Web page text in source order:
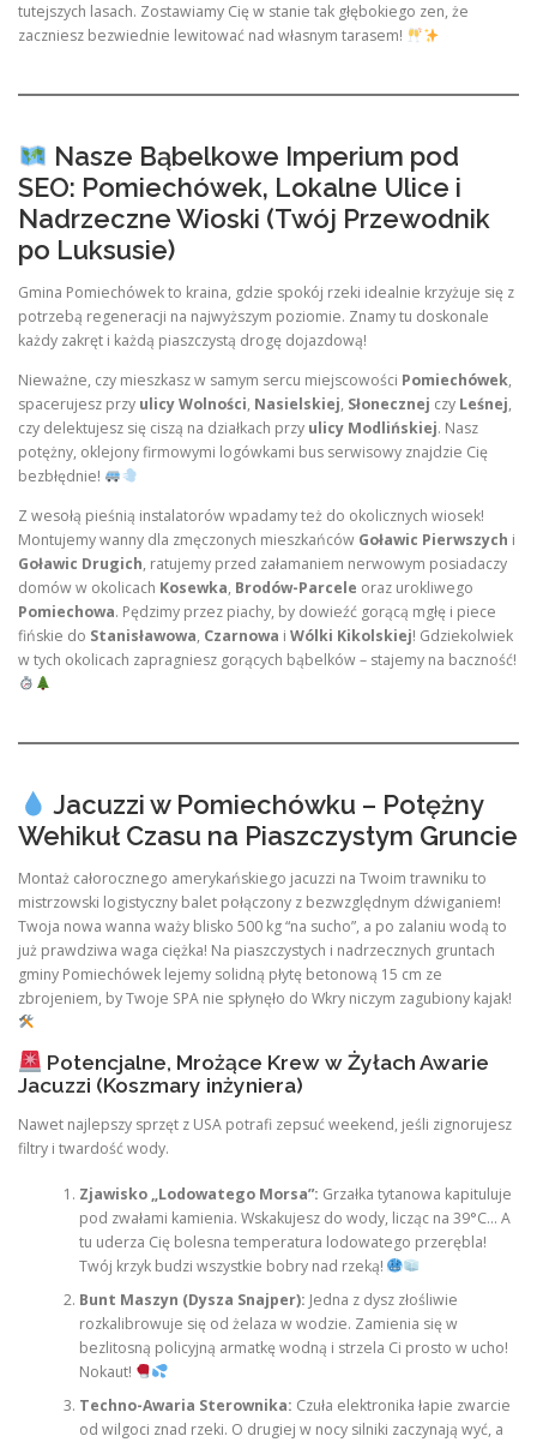
tutejszych lasach. Zostawiamy Cię w stanie tak głębokiego zen, że
zaczniesz bezwiednie lewitować nad własnym tarasem!
Nasze Bąbelkowe Imperium pod
SEO: Pomiechówek, Lokalne Ulice i
Nadrzeczne Wioski (Twój Przewodnik
po Luksusie)
Gmina Pomiechówek to kraina, gdzie spokój rzeki idealnie krzyżuje się z
potrzebą regeneracji na najwyższym poziomie. Znamy tu doskonale
każdy zakręt i każdą piaszczystą drogę dojazdową!
Nieważne, czy mieszkasz w samym sercu miejscowości Pomiechówek,
spacerujesz przy ulicy Wolności, Nasielskiej, Słonecznej czy Leśnej,
czy delektujesz się ciszą na działkach przy ulicy Modlińskiej. Nasz
potężny, oklejony firmowymi logówkami bus serwisowy znajdzie Cię
bezbłędnie!
Z wesołą pieśnią instalatorów wpadamy też do okolicznych wiosek!
Montujemy wanny dla zmęczonych mieszkańców Goławic Pierwszych i
Goławic Drugich, ratujemy przed załamaniem nerwowym posiadaczy
domów w okolicach Kosewka, Brodów-Parcele oraz urokliwego
Pomiechowa. Pędzimy przez piachy, by dowieźć gorącą mgłę i piece
fińskie do Stanisławowa, Czarnowa i Wólki Kikolskiej! Gdziekolwiek
w tych okolicach zapragniesz gorących bąbelków – stajemy na baczność!
Jacuzzi w Pomiechówku – Potężny
Wehikuł Czasu na Piaszczystym Gruncie
Montaż całorocznego amerykańskiego jacuzzi na Twoim trawniku to
mistrzowski logistyczny balet połączony z bezwzględnym dźwiganiem!
Twoja nowa wanna waży blisko 500 kg “na sucho”, a po zalaniu wodą to
już prawdziwa waga ciężka! Na piaszczystych i nadrzecznych gruntach
gminy Pomiechówek lejemy solidną płytę betonową 15 cm ze
zbrojeniem, by Twoje SPA nie spłynęło do Wkry niczym zagubiony kajak!
Potencjalne, Mrożące Krew w Żyłach Awarie
Jacuzzi (Koszmary inżyniera)
Nawet najlepszy sprzęt z USA potrafi zepsuć weekend, jeśli zignorujesz
filtry i twardość wody.
Zjawisko „Lodowatego Morsa”: Grzałka tytanowa kapituluje
pod zwałami kamienia. Wskakujesz do wody, licząc na 39°C… A
tu uderza Cię bolesna temperatura lodowatego przerębla!
Twój krzyk budzi wszystkie bobry nad rzeką!
Bunt Maszyn (Dysza Snajper): Jedna z dysz złośliwie
rozkalibrowuje się od żelaza w wodzie. Zamienia się w
bezlitosną policyjną armatkę wodną i strzela Ci prosto w ucho!
Nokaut!
Techno-Awaria Sterownika: Czuła elektronika łapie zwarcie
od wilgoci znad rzeki. O drugiej w nocy silniki zaczynają wyć, a